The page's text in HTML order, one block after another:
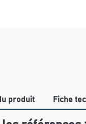
produit Fiche